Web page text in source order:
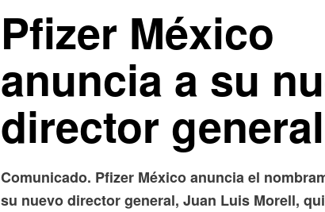
Pfizer México
anuncia a su
director general
Comunicado. Pfizer México anuncia el
su nuevo director general, Juan Luis Morell,